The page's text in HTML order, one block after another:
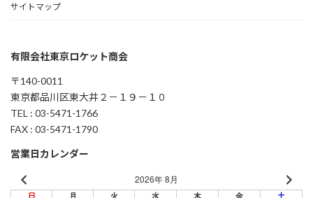
サイトマップ
有限会社東京ロケット商会
〒140-0011
東京都品川区東大井２－１９－１０
TEL : 03-5471-1766
FAX : 03-5471-1790
営業日カレンダー
2026年 8月
日 月 火 水 木 金 土